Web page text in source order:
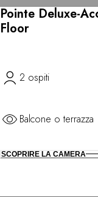
Pointe Deluxe-
Floor
2 ospiti
Balcone o terrazza
SCOPRIRE LA CAMERA